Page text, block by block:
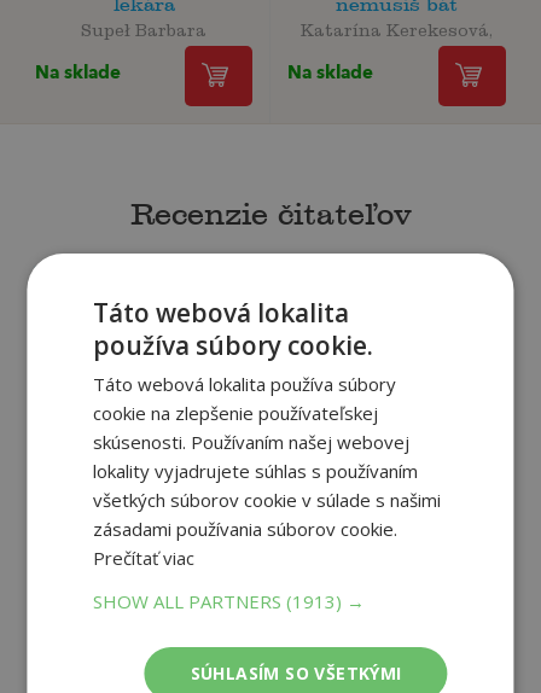
Supeł Barbara
Na sklade
Katarína Kerekesová,
Na sklade
Recenzie čitateľov
Napíšte recenziu a môžete vyhrať
Ako sa vám páčila kniha?
PRIDAŤ RECENZIU
5 / 5
Táto webová lokalita
používa súbory cookie.
Táto webová lokalita používa súbory
cookie na zlepšenie používateľskej
skúsenosti. Používaním našej webovej
lokality vyjadrujete súhlas s používaním
všetkých súborov cookie v súlade s našimi
zásadami používania súborov cookie.
Prečítať viac
SHOW ALL PARTNERS(1913) →
SÚHLASÍM SO VŠETKÝMI